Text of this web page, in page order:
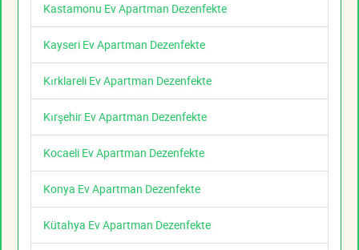
Kastamonu Ev Apartman Dezenfekte
Kayseri Ev Apartman Dezenfekte
Kırklareli Ev Apartman Dezenfekte
Kırşehir Ev Apartman Dezenfekte
Kocaeli Ev Apartman Dezenfekte
Konya Ev Apartman Dezenfekte
Kütahya Ev Apartman Dezenfekte